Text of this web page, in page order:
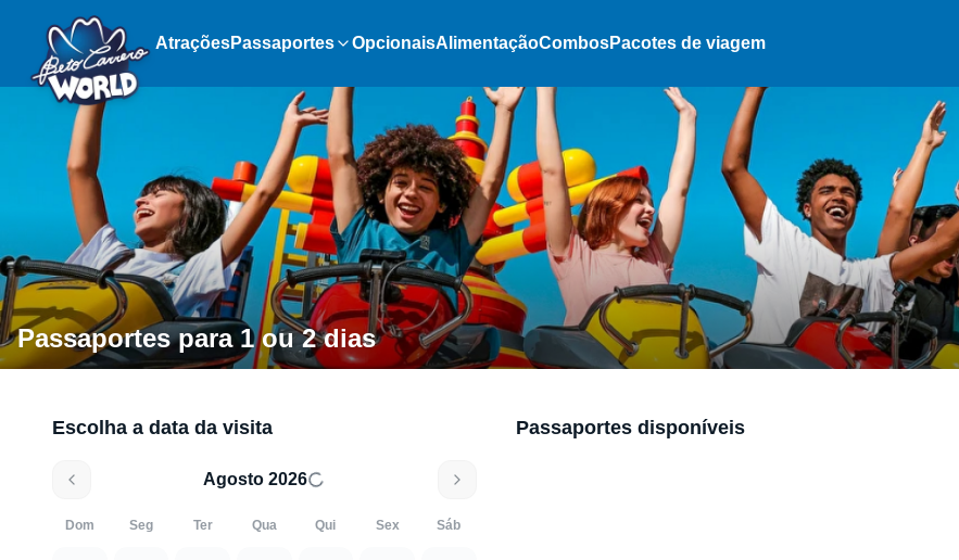
AtraçõesPassaportes OpcionaisAlimentaçãoCombosPacotes de viagem
Passaportes para 1 ou 2 dias
Escolha a data da visita
Agosto 2026
Dom Seg Ter Qua Qui Sex Sáb
Passaportes disponíveis